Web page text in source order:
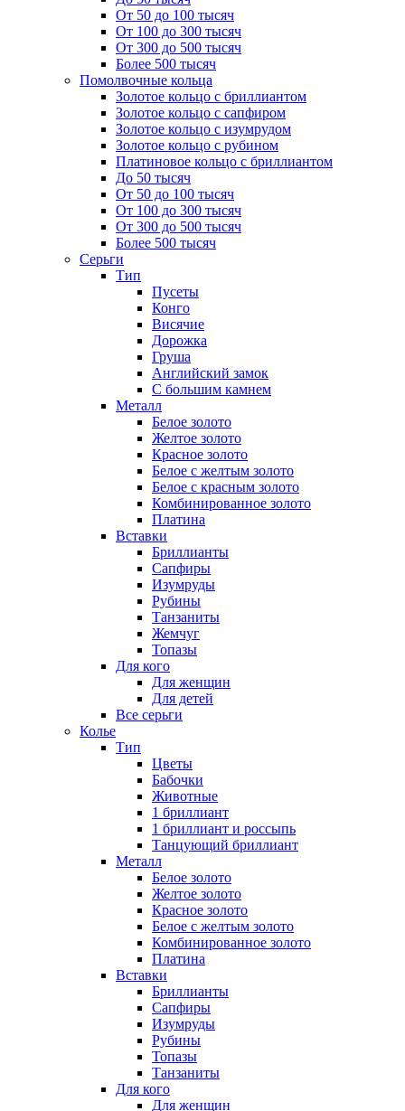
От 50 до 100 тысяч
От 100 до 300 тысяч
От 300 до 500 тысяч
Более 500 тысяч
Помолвочные кольца
Золотое кольцо с бриллиантом
Золотое кольцо с сапфиром
Золотое кольцо с изумрудом
Золотое кольцо с рубином
Платиновое кольцо с бриллиантом
До 50 тысяч
От 50 до 100 тысяч
От 100 до 300 тысяч
От 300 до 500 тысяч
Более 500 тысяч
Серьги
Тип
Пусеты
Конго
Висячие
Дорожка
Груша
Английский замок
С большим камнем
Металл
Белое золото
Желтое золото
Красное золото
Белое с желтым золото
Белое с красным золото
Комбинированное золото
Платина
Вставки
Бриллианты
Сапфиры
Изумруды
Рубины
Танзаниты
Жемчуг
Топазы
Для кого
Для женщин
Для детей
Все серьги
Колье
Тип
Цветы
Бабочки
Животные
1 бриллиант
1 бриллиант и россыпь
Танцующий бриллиант
Металл
Белое золото
Желтое золото
Красное золото
Белое с желтым золото
Комбинированное золото
Платина
Вставки
Бриллианты
Сапфиры
Изумруды
Рубины
Топазы
Танзаниты
Для кого
Для женщин